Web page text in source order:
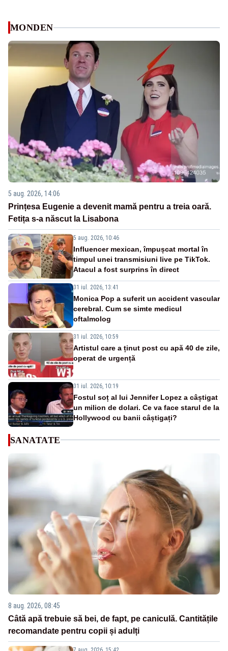
MONDEN
5 aug. 2026, 14:06
Prințesa Eugenie a devenit mamă pentru a treia oară.
Fetița s-a născut la Lisabona
5 aug. 2026, 10:46
Influencer mexican, împușcat mortal în
timpul unei transmisiuni live pe TikTok.
Atacul a fost surprins în direct
31 iul. 2026, 13:41
Monica Pop a suferit un accident vascular
cerebral. Cum se simte medicul
oftalmolog
31 iul. 2026, 10:59
Artistul care a ținut post cu apă 40 de zile,
operat de urgență
31 iul. 2026, 10:19
Fostul soț al lui Jennifer Lopez a câștigat
un milion de dolari. Ce va face starul de la
Hollywood cu banii câștigați?
SANATATE
8 aug. 2026, 08:45
Câtă apă trebuie să bei, de fapt, pe caniculă. Cantitățile
recomandate pentru copii și adulți